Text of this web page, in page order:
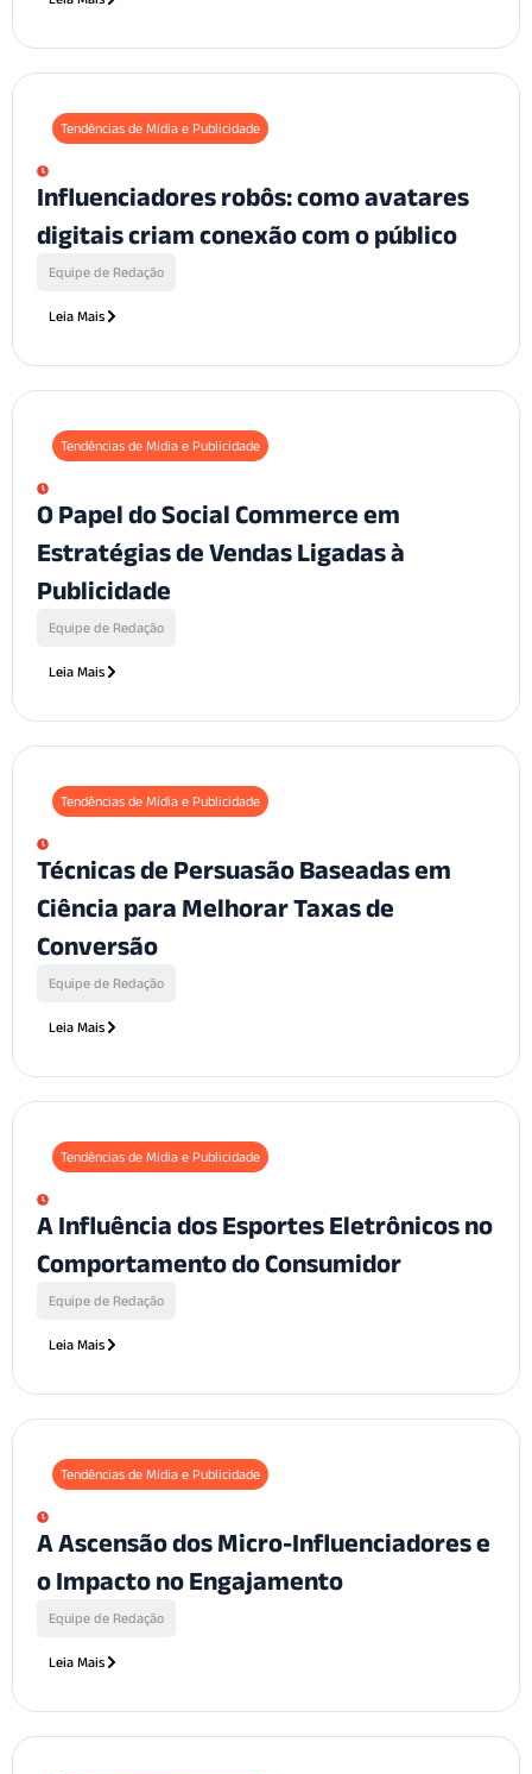
Tendências de Mídia e Publicidade
Influenciadores robôs: como avatares
digitais criam conexão com o público
Equipe de Redação
Leia Mais
Tendências de Mídia e Publicidade
O Papel do Social Commerce em
Estratégias de Vendas Ligadas à
Publicidade
Equipe de Redação
Leia Mais
Tendências de Mídia e Publicidade
Técnicas de Persuasão Baseadas em
Ciência para Melhorar Taxas de
Conversão
Equipe de Redação
Leia Mais
Tendências de Mídia e Publicidade
A Influência dos Esportes Eletrônicos no
Comportamento do Consumidor
Equipe de Redação
Leia Mais
Tendências de Mídia e Publicidade
A Ascensão dos Micro-Influenciadores e
o Impacto no Engajamento
Equipe de Redação
Leia Mais